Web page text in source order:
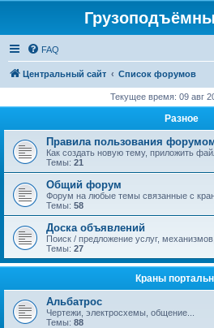
FAQ
Центральный сайт Список форумов
Текущее время: 09 авг
Разное
Правила пользования
Как создать новую тему, приложить
Темы: 21
Общий форум
Форум на любые темы связанные с
Темы: 58
Доска объявлений
Поиск / предложение услуг,
Темы: 27
Краны
Альбатрос
Чертежи, электросхемы, общение...
Темы: 88